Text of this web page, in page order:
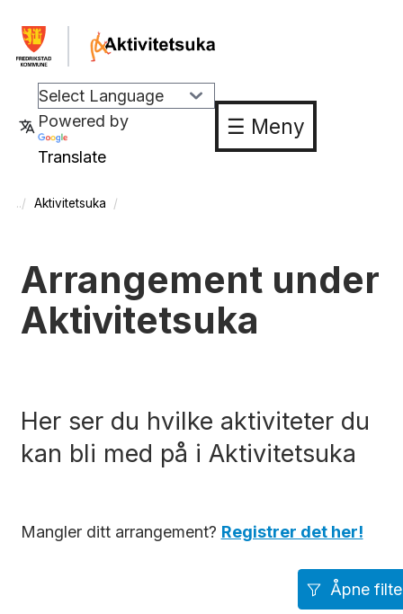
Powered by
Translate
☰ Meny
Aktivitetsuka
Arrangement under
Aktivitetsuka
Her ser du hvilke aktiviteter du
kan bli med på i Aktivitetsuka
Mangler ditt arrangement? Registrer det her!
Åpne